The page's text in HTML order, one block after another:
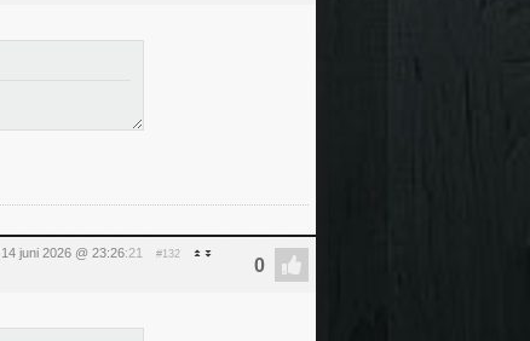
juni 2026 @ 23:26:21 #132